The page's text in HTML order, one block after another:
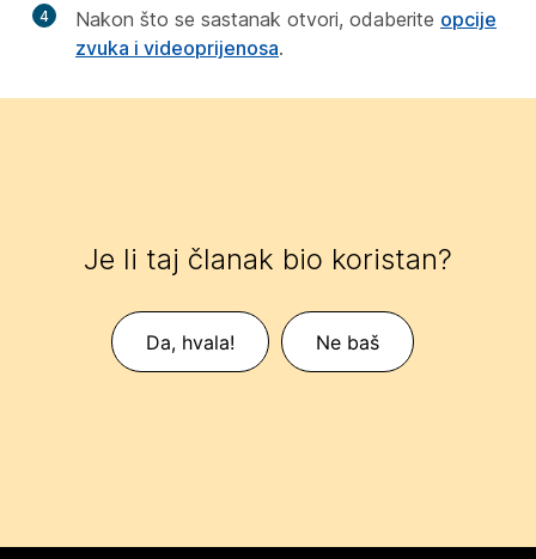
4 Nakon što se sastanak otvori, odaberite opcije
zvuka i videoprijenosa.
Je li taj članak bio koristan?
Da, hvala! Ne baš